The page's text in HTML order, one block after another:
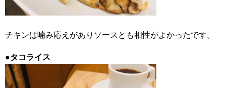
チキンは噛み応えがありソースとも相性がよかったです。
●タコライス